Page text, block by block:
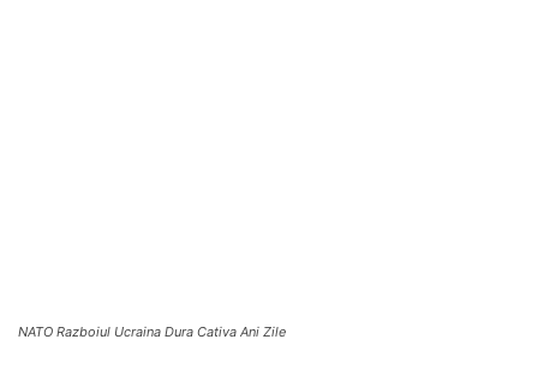
NATO Razboiul Ucraina Dura Cativa Ani Zile